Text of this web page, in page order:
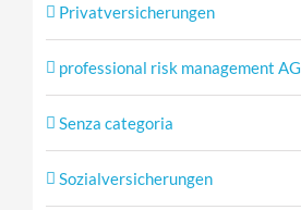
Privatversicherungen
professional risk management AG
Senza categoria
Sozialversicherungen